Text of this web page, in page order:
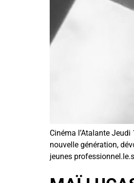
Cinéma l’Atalante
nouvelle génération,
jeunes